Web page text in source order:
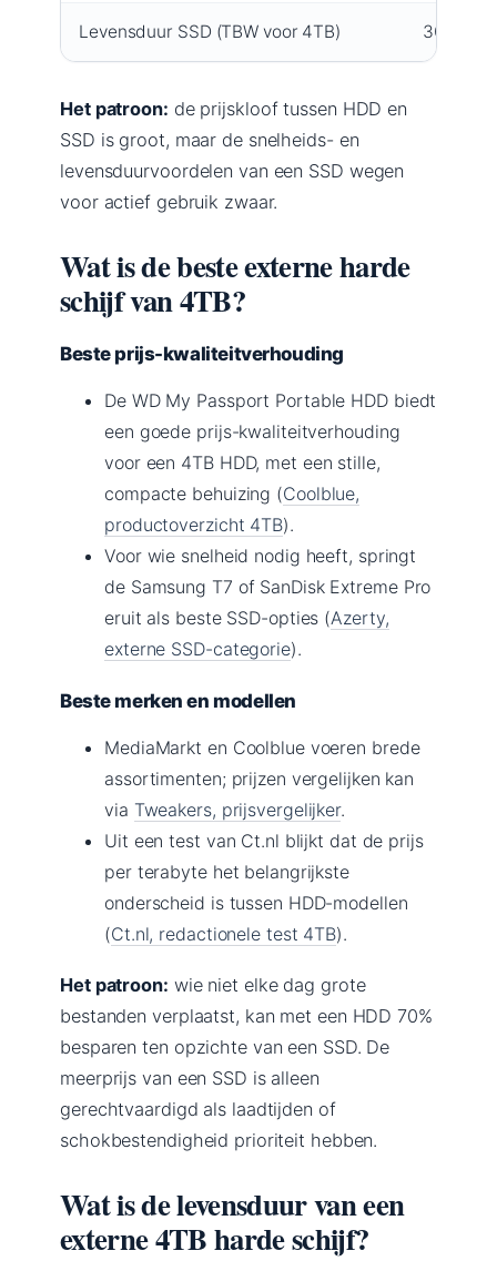
Levensduur SSD (TBW voor 4TB) 300 –
Het patroon: de prijskloof tussen HDD en
SSD is groot, maar de snelheids- en
levensduurvoordelen van een SSD wegen
voor actief gebruik zwaar.
Wat is de beste externe harde
schijf van 4TB?
Beste prijs-kwaliteitverhouding
De WD My Passport Portable HDD biedt
een goede prijs-kwaliteitverhouding
voor een 4TB HDD, met een stille,
compacte behuizing (Coolblue,
productoverzicht 4TB).
Voor wie snelheid nodig heeft, springt
de Samsung T7 of SanDisk Extreme Pro
eruit als beste SSD-opties (Azerty,
externe SSD-categorie).
Beste merken en modellen
MediaMarkt en Coolblue voeren brede
assortimenten; prijzen vergelijken kan
via Tweakers, prijsvergelijker.
Uit een test van Ct.nl blijkt dat de prijs
per terabyte het belangrijkste
onderscheid is tussen HDD-modellen
(Ct.nl, redactionele test 4TB).
Het patroon: wie niet elke dag grote
bestanden verplaatst, kan met een HDD 70%
besparen ten opzichte van een SSD. De
meerprijs van een SSD is alleen
gerechtvaardigd als laadtijden of
schokbestendigheid prioriteit hebben.
Wat is de levensduur van een
externe 4TB harde schijf?